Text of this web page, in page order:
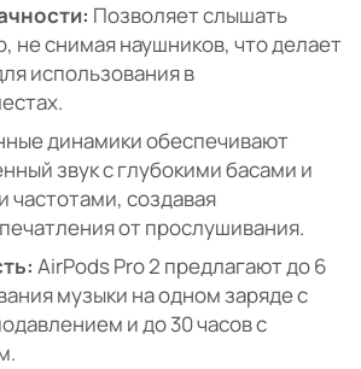
Позволяет слышать
не снимая наушников, что делает
использования в
динамики обеспечивают
звук с глубокими басами и
частотами, создавая
от прослушивания.
AirPods Pro 2 предлагают до 6
музыки на одном заряде с
и до 30 часов с